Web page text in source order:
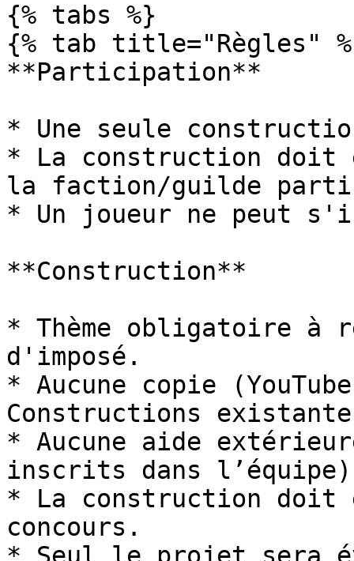
{% tabs %}
{% tab title="Règles"
**Participation**
* Une seule
* La construction doit
la faction/guilde
* Un joueur ne peut
**Construction**
* Thème obligatoire à
d'imposé.
* Aucune copie
Constructions
* Aucune aide
inscrits dans
* La construction doit
concours.